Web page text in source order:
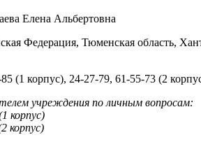
Елена Альбертовна
Федерация, Тюменская область,
(1 корпус), 24-27-79, 61-55-73 (2
учреждения по личным вопросам:
корпус)
корпус)